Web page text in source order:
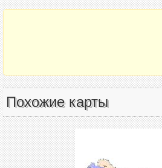
Похожие карты